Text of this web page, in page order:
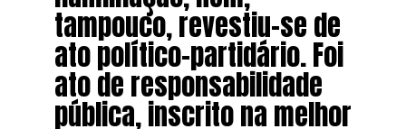
tampouco, revestiu-se de
ato político-partidário. Foi
ato de responsabilidade
pública, inscrito na melhor